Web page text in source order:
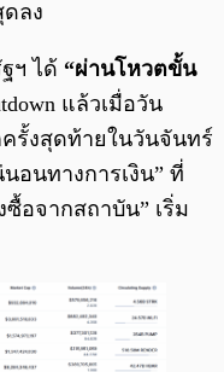
ลง
ฯ ได้ “ผ่านโหวตขั้น
แล้วเมื่อวัน
รั้งสุดท้ายในวันจันทร์
อนทางการเงิน” ที่
อจากสถาบัน” เริ่ม